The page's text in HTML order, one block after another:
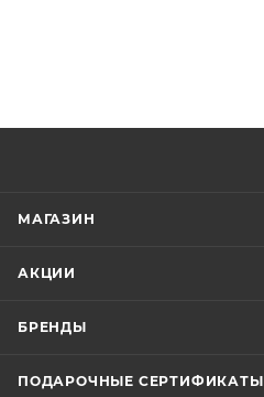
МАГАЗИН
АКЦИИ
БРЕНДЫ
ПОДАРОЧНЫЕ СЕРТИФИКАТЫ